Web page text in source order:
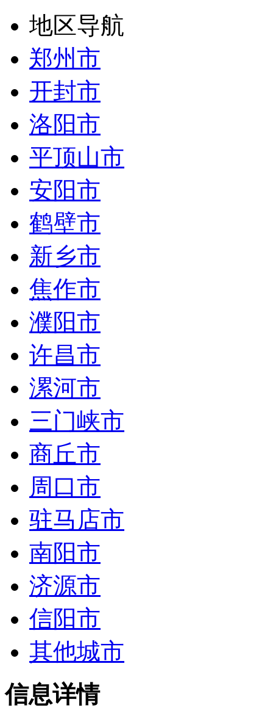
地区导航
郑州市
开封市
洛阳市
平顶山市
安阳市
鹤壁市
新乡市
焦作市
濮阳市
许昌市
漯河市
三门峡市
商丘市
周口市
驻马店市
南阳市
济源市
信阳市
其他城市
信息详情